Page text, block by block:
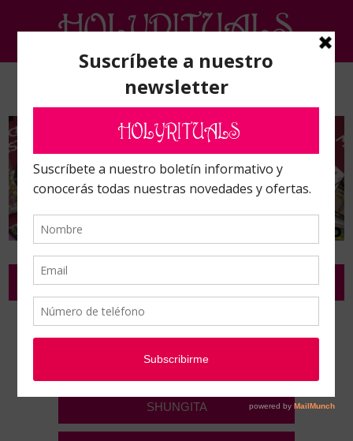
PARAPSICOLOGÍA, RADIESTESIA Y MINERALES
Inicio / Parapsicología, radiestesia y Minerales
Parapsicología, radiestesia y Minerales
SHUNGITA